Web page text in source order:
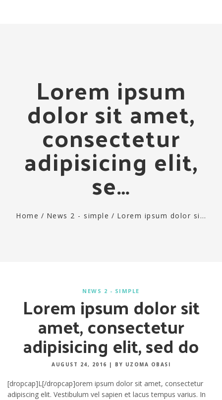
Lorem ipsum
dolor sit amet,
consectetur
adipisicing elit,
se…
Home / News 2 - simple / Lorem ipsum dolor si…
NEWS 2 - SIMPLE
Lorem ipsum dolor sit
amet, consectetur
adipisicing elit, sed do
AUGUST 24, 2016 | BY UZOMA OBASI
[dropcap]L[/dropcap]orem ipsum dolor sit amet, consectetur
adipiscing elit. Vestibulum vel sapien et lacus tempus varius. In